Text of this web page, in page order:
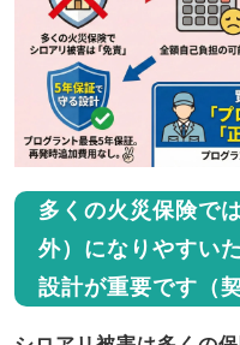
多くの火災保険で
外）になりやすい
設計が重要です（